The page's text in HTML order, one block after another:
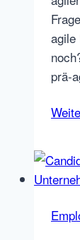
agile
prä-